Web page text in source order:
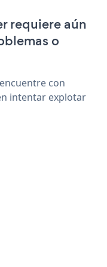
requiere aún
o
con
intentar explotar